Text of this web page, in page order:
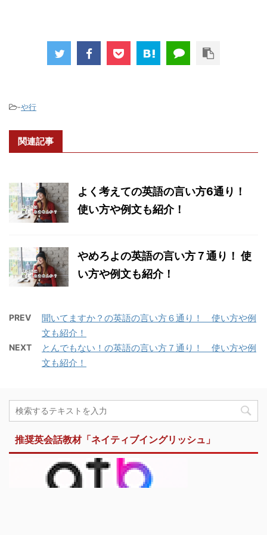
-や行
関連記事
よく考えての英語の言い方6通り！
使い方や例文も紹介！
やめろよの英語の言い方７通り！ 使
い方や例文も紹介！
PREV
聞いてますか？の英語の言い方６通り！ 使い方や例
文も紹介！
NEXT
とんでもない！の英語の言い方７通り！ 使い方や例
文も紹介！
推奨英会話教材「ネイティブイングリッシュ」